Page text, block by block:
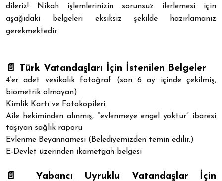
dileriz! Nikah işlemlerinizin sorunsuz ilerlemesi için
aşağıdaki belgeleri eksiksiz şekilde hazırlamanız
gerekmektedir.
📄 Türk Vatandaşları İçin İstenilen Belgeler
4’er adet vesikalık fotoğraf (son 6 ay içinde çekilmiş,
biometrik olmayan)
Kimlik Kartı ve Fotokopileri
Aile hekiminden alınmış, “evlenmeye engel yoktur” ibaresi
taşıyan sağlık raporu
Evlenme Beyannamesi (Belediyemizden temin edilir.)
E-Devlet üzerinden ikametgah belgesi
📄 Yabancı Uyruklu Vatandaşlar İçin